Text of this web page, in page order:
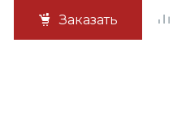
Заказать